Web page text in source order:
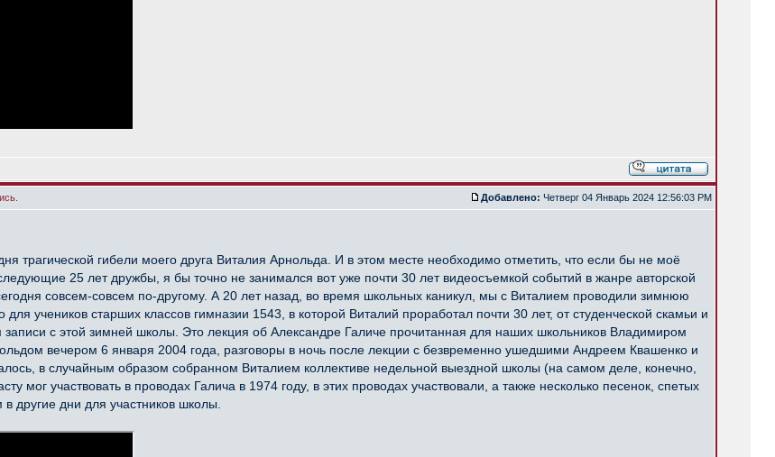
Добавлено: Четверг 04 Январь 2024 12:56:03 PM
трагической гибели моего друга Виталия Арнольда. И в этом месте необходимо отметить, что если бы не моё
25 лет дружбы, я бы точно не занимался вот уже почти 30 лет видеосъемкой событий в жанре авторской
совсем-совсем по-другому. А 20 лет назад, во время школьных каникул, мы с Виталием проводили зимнюю
учеников старших классов гимназии 1543, в которой Виталий проработал почти 30 лет, от студенческой скамьи и
с этой зимней школы. Это лекция об Александре Галиче прочитанная для наших школьников Владимиром
вечером 6 января 2004 года, разговоры в ночь после лекции с безвременно ушедшими Андреем Квашенко и
в случайным образом собранном Виталием коллективе недельной выездной школы (на самом деле, конечно,
мог участвовать в проводах Галича в 1974 году, в этих проводах участвовали, а также несколько песенок, спетых
дни для участников школы.